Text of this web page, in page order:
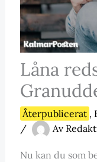
Låna
Återpublicerat ,
/
Av
Nu kan du som